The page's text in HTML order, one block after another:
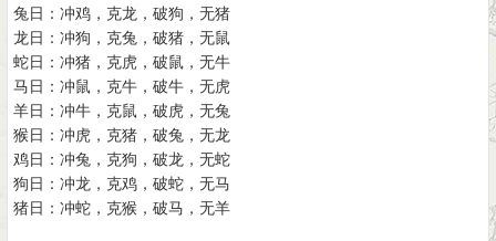
兔日：冲鸡，克龙，破狗，无猪
龙日：冲狗，克兔，破猪，无鼠
蛇日：冲猪，克虎，破鼠，无牛
马日：冲鼠，克牛，破牛，无虎
羊日：冲牛，克鼠，破虎，无兔
猴日：冲虎，克猪，破兔，无龙
鸡日：冲兔，克狗，破龙，无蛇
狗日：冲龙，克鸡，破蛇，无马
猪日：冲蛇，克猴，破马，无羊